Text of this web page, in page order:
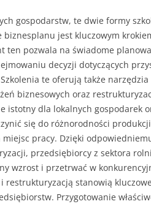
gospodarstw, te dwie formy
biznesplanu jest kluczowym
ten pozwala na świadome
decyzji dotyczących
Szkolenia te oferują także
biznesowych oraz
istotny dla lokalnych gospodarek
się do różnorodności
pracy. Dzięki
przedsiębiorcy z sektora
wzrost i przetrwać w
restrukturyzacją stanowią
Przygotowanie